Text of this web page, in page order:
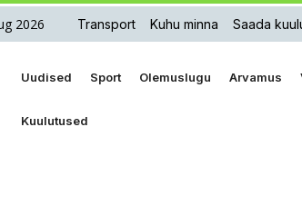
2026 Transport Kuhu minna Saada
Uudised Sport Olemuslugu Arvamus
Kuulutused